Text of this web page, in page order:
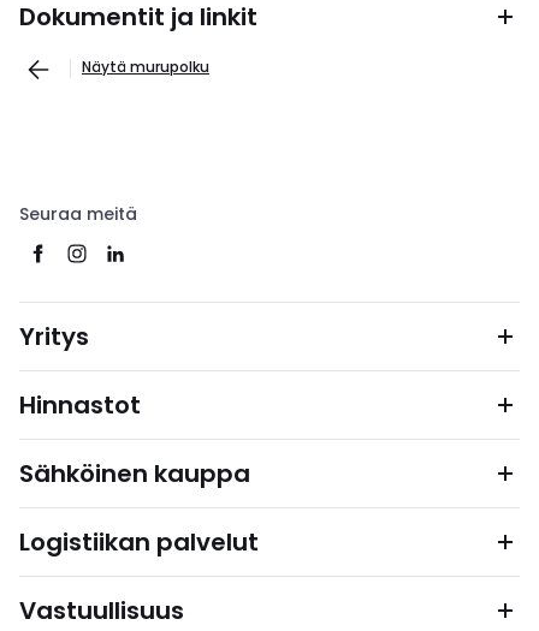
Dokumentit ja linkit
Näytä murupolku
Seuraa meitä
Yritys
Hinnastot
Sähköinen kauppa
Logistiikan palvelut
Vastuullisuus